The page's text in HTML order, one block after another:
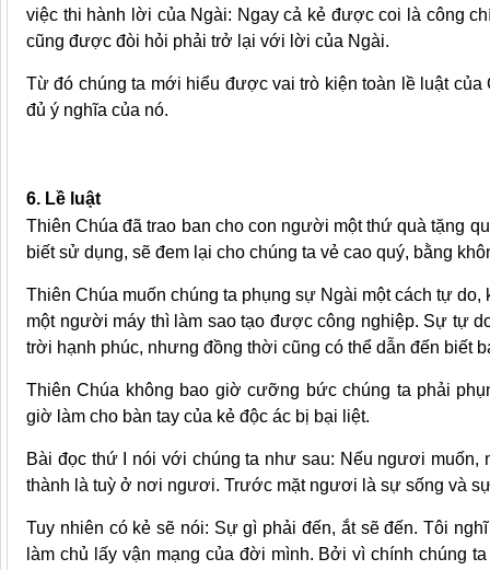
việc thi hành lời của Ngài: Ngay cả kẻ được coi là công
cũng được đòi hỏi phải trở lại với lời của Ngài.
Từ đó chúng ta mới hiểu được vai trò kiện toàn lề luật
đủ ý nghĩa của nó.
6. Lề luật
Thiên Chúa đã trao ban cho con người một thứ quà tặng
biết sử dụng, sẽ đem lại cho chúng ta vẻ cao quý, bằng
Thiên Chúa muốn chúng ta phụng sự Ngài một cách tự
một người máy thì làm sao tạo được công nghiệp. Sự tự
trời hạnh phúc, nhưng đồng thời cũng có thể dẫn đến biết
Thiên Chúa không bao giờ cưỡng bức chúng ta phải
giờ làm cho bàn tay của kẻ độc ác bị bại liệt.
Bài đọc thứ I nói với chúng ta như sau: Nếu ngươi
thành là tuỳ ở nơi ngươi. Trước mặt ngươi là sự sống và
Tuy nhiên có kẻ sẽ nói: Sự gì phải đến, ắt sẽ đến. Tôi
làm chủ lấy vận mạng của đời mình. Bởi vì chính chúng